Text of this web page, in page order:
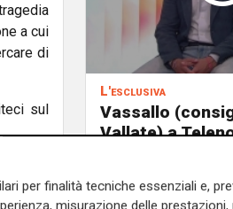
a cui
di
sul
L'esclusiva
Vassallo
Vallate) a
traffico in
per finalità tecniche essenziali e,
misurazione delle